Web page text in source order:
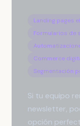
Landing pages
Formularios de
Commerce
Segmentación
Si tu equipo
newsletter,
opción